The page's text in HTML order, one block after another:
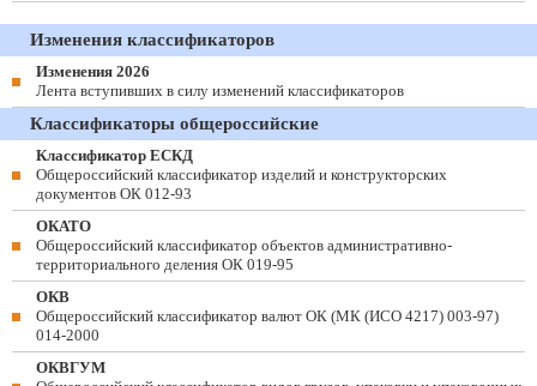
Изменения классификаторов
Изменения 2026
Лента вступивших в силу изменений классификаторов
Классификаторы общероссийские
Классификатор ЕСКД
Общероссийский классификатор изделий и конструкторских
документов ОК 012-93
ОКАТО
Общероссийский классификатор объектов административно-
территориального деления ОК 019-95
ОКВ
Общероссийский классификатор валют ОК (МК (ИСО 4217) 003-97)
014-2000
ОКВГУМ